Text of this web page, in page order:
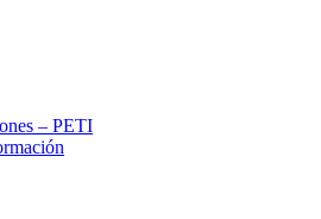
– PETI